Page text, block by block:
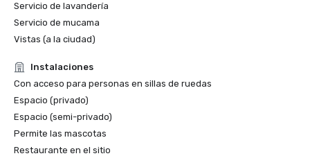
Servicio de lavandería
Servicio de mucama
Vistas (a la ciudad)
Instalaciones
Con acceso para personas en sillas de ruedas
Espacio (privado)
Espacio (semi-privado)
Permite las mascotas
Restaurante en el sitio